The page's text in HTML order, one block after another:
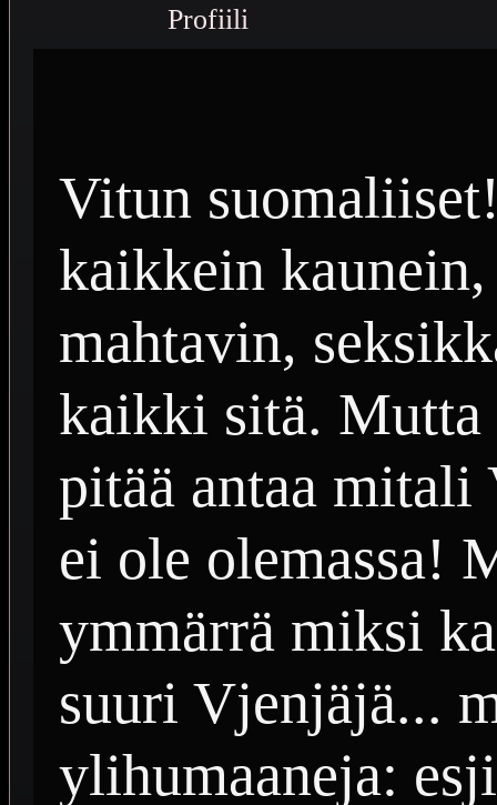
Profiili
Vitun
kaikkein
mahtavin,
kaikki sitä. Mutta
pitää antaa
ei ole olemassa!
ymmärrä miksi
suuri Vjenjäjä...
ylihumaaneja: